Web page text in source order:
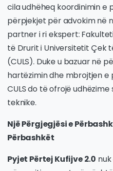
cila udhëheq koordinimin e
përpjekjet për advokim në
partner i ri ekspert:
të Drurit i Universitetit Çek
(CULS). Duke u bazuar në
hartëzimin dhe mbrojtjen e
CULS do të ofrojë
teknike.
Një Përgjegjësi e
Përbashkët
Pyjet Përtej Kufijve 2.0